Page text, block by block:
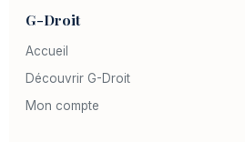
G-Droit
Accueil
Découvrir G-Droit
Mon compte